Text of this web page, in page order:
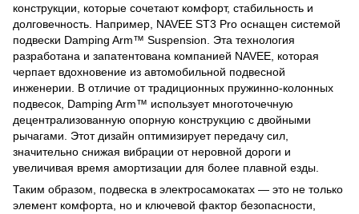
конструкции, которые сочетают комфорт, стабильность и
долговечность. Например, NAVEE ST3 Pro оснащен системой
подвески Damping Arm™ Suspension. Эта технология
разработана и запатентована компанией NAVEE, которая
черпает вдохновение из автомобильной подвесной
инженерии. В отличие от традиционных пружинно-колонных
подвесок, Damping Arm™ использует многоточечную
децентрализованную опорную конструкцию с двойными
рычагами. Этот дизайн оптимизирует передачу сил,
значительно снижая вибрации от неровной дороги и
увеличивая время амортизации для более плавной езды.
Таким образом, подвеска в электросамокатах — это не только
элемент комфорта, но и ключевой фактор безопасности,